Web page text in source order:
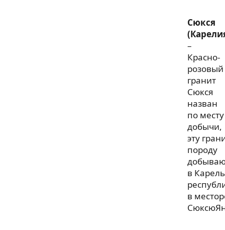
Сюкся
–
Красно-
розовый
гранит
Сюкся
назван
по месту
добычи,
эту
породу
в
в